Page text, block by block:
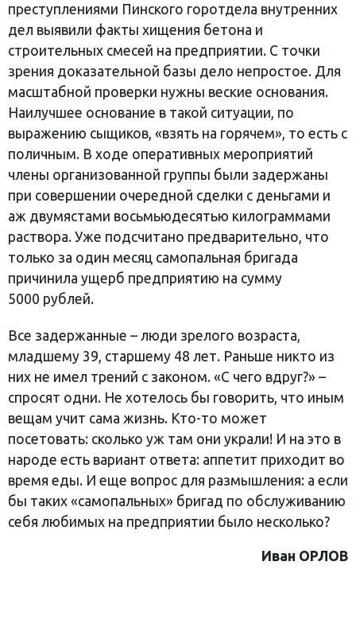
преступлениями Пинского горотдела внутренних
дел выявили факты хищения бетона и
строительных смесей на предприятии. С точки
зрения доказательной базы дело непростое. Для
масштабной проверки нужны веские основания.
Наилучшее основание в такой ситуации, по
выражению сыщиков, «взять на горячем», то есть с
поличным. В ходе оперативных мероприятий
члены организованной группы были задержаны
при совершении очередной сделки с деньгами и
аж двумястами восьмьюдесятью килограммами
раствора. Уже подсчитано предварительно, что
только за один месяц самопальная бригада
причинила ущерб предприятию на сумму
5000 рублей.
Все задержанные – люди зрелого возраста,
младшему 39, старшему 48 лет. Раньше никто из
них не имел трений с законом. «С чего вдруг?» –
спросят одни. Не хотелось бы говорить, что иным
вещам учит сама жизнь. Кто-то может
посетовать: сколько уж там они украли! И на это в
народе есть вариант ответа: аппетит приходит во
время еды. И еще вопрос для размышления: а если
бы таких «самопальных» бригад по обслуживанию
себя любимых на предприятии было несколько?
Иван ОРЛОВ